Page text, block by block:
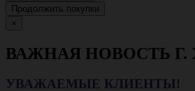
Продолжить покупки
×
ВАЖНАЯ НОВОСТЬ Г.
УВАЖАЕМЫЕ КЛИЕНТЫ!